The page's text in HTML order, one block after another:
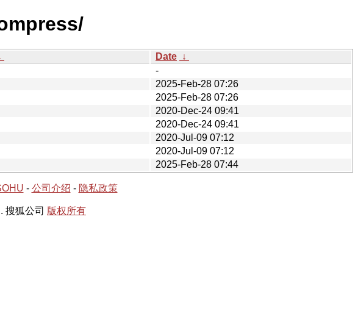
Date ↓
-
2025-Feb-28 07:26
2025-Feb-28 07:26
2020-Dec-24 09:41
2020-Dec-24 09:41
2020-Jul-09 07:12
2020-Jul-09 07:12
2025-Feb-28 07:44
- 公司介绍 - 隐私政策
搜狐公司 版权所有